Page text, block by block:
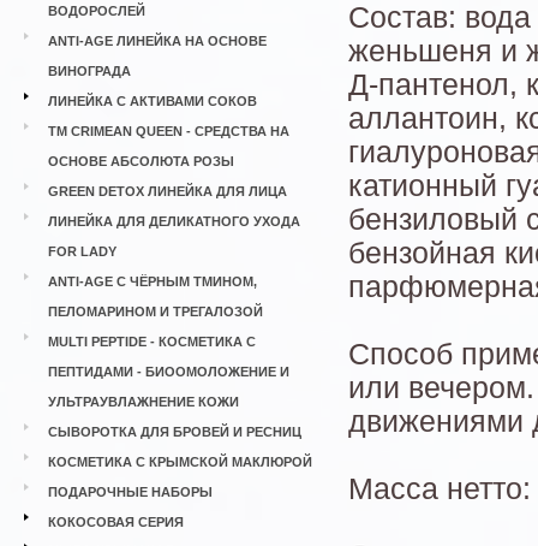
ВОДОРОСЛЕЙ
ANTI-AGE ЛИНЕЙКА НА ОСНОВЕ
ВИНОГРАДА
ЛИНЕЙКА С АКТИВАМИ СОКОВ
ТМ CRIMEAN QUEEN - СРЕДСТВА НА
ОСНОВЕ АБСОЛЮТА РОЗЫ
GREEN DETOX ЛИНЕЙКА ДЛЯ ЛИЦА
ЛИНЕЙКА ДЛЯ ДЕЛИКАТНОГО УХОДА
FOR LADY
ANTI-AGE С ЧЁРНЫМ ТМИНОМ,
ПЕЛОМАРИНОМ И ТРЕГАЛОЗОЙ
MULTI PEPTIDE - КОСМЕТИКА С
ПЕПТИДАМИ - БИООМОЛОЖЕНИЕ И
УЛЬТРАУВЛАЖНЕНИЕ КОЖИ
СЫВОРОТКА ДЛЯ БРОВЕЙ И РЕСНИЦ
КОСМЕТИКА С КРЫМСКОЙ МАКЛЮРОЙ
ПОДАРОЧНЫЕ НАБОРЫ
КОКОСОВАЯ СЕРИЯ
Состав: вода
женьшеня и
Д-пантенол,
аллантоин,
катионный
бензиловый
бензойная
Способ
или
движениями
Масса